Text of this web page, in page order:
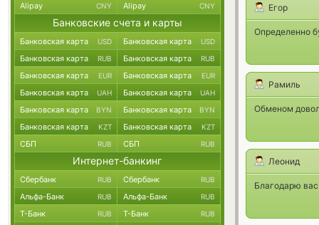
Егор
Определенно
Рамиль
Обменом
Леонид
Благодарю
Alipay CNY Alipay CNY
Банковские счета и карты
Банковская карта USD Банковская карта USD
Банковская карта RUB Банковская карта RUB
Банковская карта EUR Банковская карта EUR
Банковская карта UAH Банковская карта UAH
Банковская карта BYN Банковская карта BYN
Банковская карта KZT Банковская карта KZT
СБП RUB СБП RUB
Интернет-банкинг
Сбербанк RUB Сбербанк RUB
Альфа-Банк RUB Альфа-Банк RUB
Т-Банк RUB Т-Банк RUB